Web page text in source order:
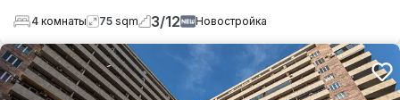
4 комнаты 75 sqm 3/12 Новостройка